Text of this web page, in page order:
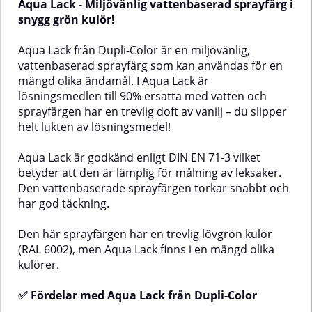
godkänd enligt DIN EN 71-3,
vilket betyder att den är lämplig
för målning av leksaker. Den
vattenbaserade sprayfärgen är
lätt att använda, torkar snabbt
och har god täckning.Den här
sprayfärgen har en snygg
mattsvart kulör, men Aqua Lack
finns i en mängd olika kulörer, du
hittar fler här.✅ Fördelar med
Aqua Lack från Dupli-
kvalitetMindre sprutdimma –
behaglig användning även
inomhusLämplig för
polystyrenMiljövänligVattenbaserad
sprayfärgLämplig för
kulörerAnvändningsområdenInomhus
- Ett utmärkt val för målning av
leksaker, möbler och inredning.
Aqua Lack har en speciell
sprutdamm och en subtil
godkänd enligt DIN EN 71-3,
Sprayfärgen är lätt att använda,
torkar snabbt och har god
täckning.Den här varianten har
en vit kulör (RAL 9010) med matt
finish. Aqua Lack finns även i
flera andra kulörer.✅ Fördelar
med Aqua Lack från Dupli-
ColorAkryllack av hög
behaglig även för
inomhusbrukLämplig för
polystyrenMiljövänligVattenbaserad
sprayfärgLämplig för
- Perfekt för målning av leksaker,
möbler och inredning. Aqua Lack
har en speciell sprutteknik som
hemmabruk!Utomhus - Efter
härdning är den vattenbaserade
Aqua Lack - Miljövänlig vattenbaserad sprayfärg i
snygg grön kulör!
Aqua Lack från Dupli-Color är en miljövänlig,
vattenbaserad sprayfärg som kan användas för en
mängd olika ändamål. I Aqua Lack är
lösningsmedlen till 90% ersatta med vatten och
sprayfärgen har en trevlig doft av vanilj – du slipper
helt lukten av lösningsmedel!
Aqua Lack är godkänd enligt DIN EN 71-3 vilket
betyder att den är lämplig för målning av leksaker.
Den vattenbaserade sprayfärgen torkar snabbt och
har god täckning.
Den här sprayfärgen har en trevlig lövgrön kulör
(RAL 6002), men Aqua Lack finns i en mängd olika
kulörer.
✅ Fördelar med Aqua Lack från Dupli-Color